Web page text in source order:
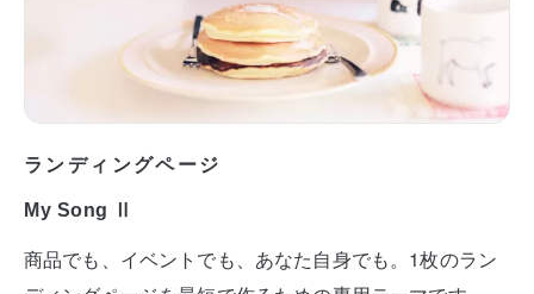
ランディングページ
My Song Ⅱ
商品でも、イベントでも、あなた自身でも。1枚のラン